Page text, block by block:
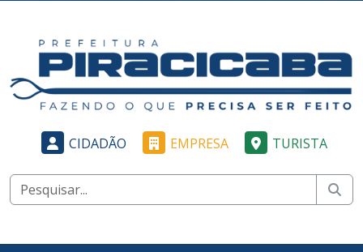
CIDADÃO EMPRESA TURISTA